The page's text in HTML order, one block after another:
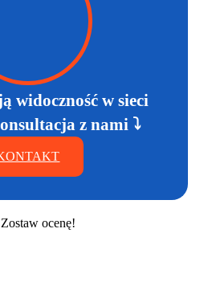
widoczność w sieci
z nami ⤵
ocenę!